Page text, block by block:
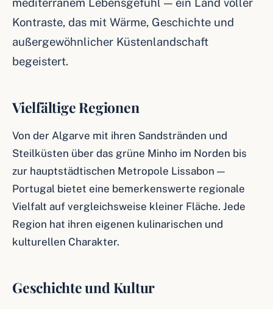
Kontraste, das mit Wärme, Geschichte und
außergewöhnlicher Küstenlandschaft
begeistert.
Vielfältige Regionen
Von der Algarve mit ihren Sandstränden und
Steilküsten über das grüne Minho im Norden bis
zur hauptstädtischen Metropole Lissabon —
Portugal bietet eine bemerkenswerte regionale
Vielfalt auf vergleichsweise kleiner Fläche. Jede
Region hat ihren eigenen kulinarischen und
kulturellen Charakter.
Geschichte und Kultur